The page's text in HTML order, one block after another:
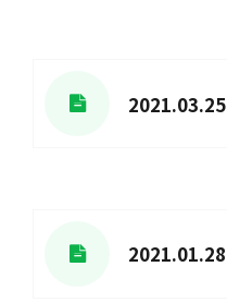
2021.03.25
2021.01.28